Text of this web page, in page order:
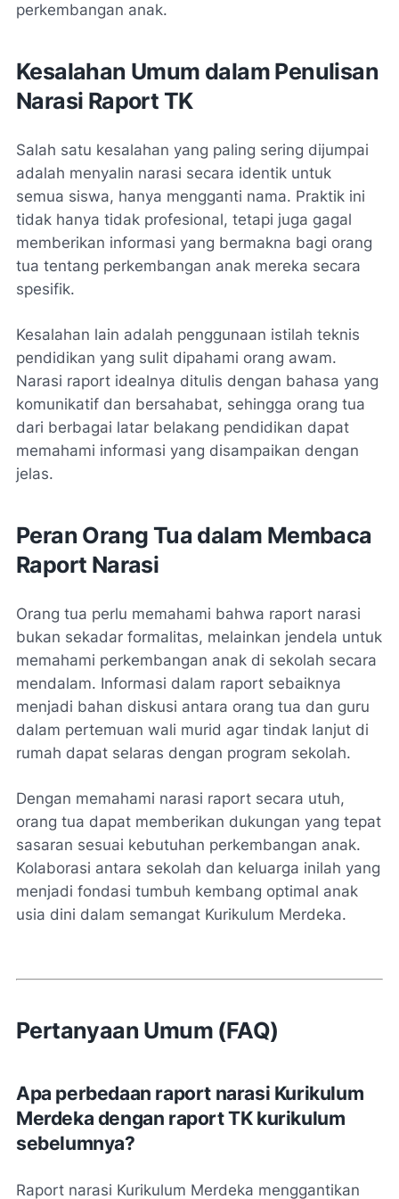
perkembangan anak.
Kesalahan Umum dalam Penulisan
Narasi Raport TK
Salah satu kesalahan yang paling sering dijumpai
adalah menyalin narasi secara identik untuk
semua siswa, hanya mengganti nama. Praktik ini
tidak hanya tidak profesional, tetapi juga gagal
memberikan informasi yang bermakna bagi orang
tua tentang perkembangan anak mereka secara
spesifik.
Kesalahan lain adalah penggunaan istilah teknis
pendidikan yang sulit dipahami orang awam.
Narasi raport idealnya ditulis dengan bahasa yang
komunikatif dan bersahabat, sehingga orang tua
dari berbagai latar belakang pendidikan dapat
memahami informasi yang disampaikan dengan
jelas.
Peran Orang Tua dalam Membaca
Raport Narasi
Orang tua perlu memahami bahwa raport narasi
bukan sekadar formalitas, melainkan jendela untuk
memahami perkembangan anak di sekolah secara
mendalam. Informasi dalam raport sebaiknya
menjadi bahan diskusi antara orang tua dan guru
dalam pertemuan wali murid agar tindak lanjut di
rumah dapat selaras dengan program sekolah.
Dengan memahami narasi raport secara utuh,
orang tua dapat memberikan dukungan yang tepat
sasaran sesuai kebutuhan perkembangan anak.
Kolaborasi antara sekolah dan keluarga inilah yang
menjadi fondasi tumbuh kembang optimal anak
usia dini dalam semangat Kurikulum Merdeka.
Pertanyaan Umum (FAQ)
Apa perbedaan raport narasi Kurikulum
Merdeka dengan raport TK kurikulum
sebelumnya?
Raport narasi Kurikulum Merdeka menggantikan